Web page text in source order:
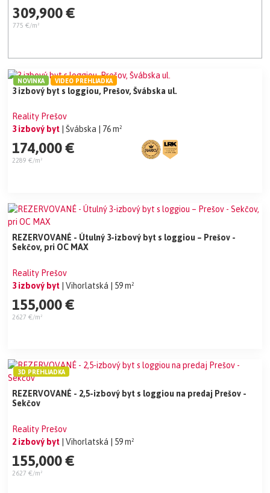
309,900 €
775 €/m²
3 izbový byt s loggiou, Prešov, Švábska ul.
Reality Prešov
3 izbový byt
| Švábska | 76 m²
174,000 €
2289 €/m²
NOVINKA VIDEO PREHLIADKA
REZERVOVANÉ - Útulný 3-izbový byt s loggiou – Prešov -
Sekčov, pri OC MAX
Reality Prešov
3 izbový byt
| Vihorlatská | 59 m²
155,000 €
2627 €/m²
REZERVOVANÉ - 2,5-izbový byt s loggiou na predaj Prešov -
Sekčov
Reality Prešov
2 izbový byt
| Vihorlatská | 59 m²
155,000 €
2627 €/m²
3D PREHLIADKA